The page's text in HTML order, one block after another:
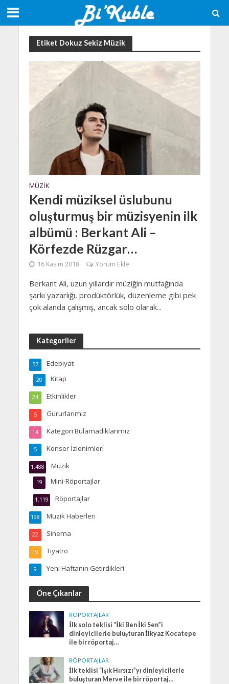
Etiket Dokuz Sekiz Müzik
MÜZIK
Kendi müziksel üslubunu
oluşturmuş bir müzisyenin ilk
albümü : Berkant Ali –
Körfezde Rüzgar…
16 Kasım 2018 Yorum Ekle
Berkant Ali, uzun yıllardır müziğin mutfağında
şarkı yazarlığı, prodüktörlük, düzenleme gibi pek
çok alanda çalışmış, ancak solo olarak...
Kategoriler
Edebiyat
57
Kitap
20
Etkinlikler
24
Gururlarımız
5
Kategori Bulamadıklarımız
14
Konser İzlenimleri
5
Müzik
1.488
Mini-Röportajlar
19
Röportajlar
1.119
Müzik Haberleri
198
Sinema
22
Tiyatro
19
Yeni Haftanın Getirdikleri
9
Öne Çıkanlar
RÖPORTAJLAR
İlk solo teklisi “İki Ben İki Sen”i
dinleyicilerle buluşturan İlkyaz Kocatepe
ile bir röportaj…
RÖPORTAJLAR
İlk teklisi “Işık Hırsızı”yı dinleyicilerle
buluşturan Merve ile bir röportaj…